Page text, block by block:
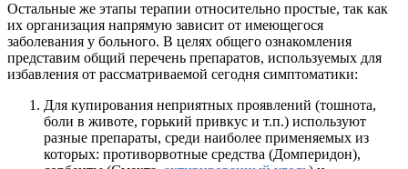
Остальные же этапы терапии относительно простые, так как
их организация напрямую зависит от имеющегося
заболевания у больного. В целях общего ознакомления
представим общий перечень препаратов, используемых для
избавления от рассматриваемой сегодня симптоматики:
Для купирования неприятных проявлений (тошнота,
боли в животе, горький привкус и т.п.) используют
разные препараты, среди наиболее применяемых из
которых: противорвотные средства (Домперидон),